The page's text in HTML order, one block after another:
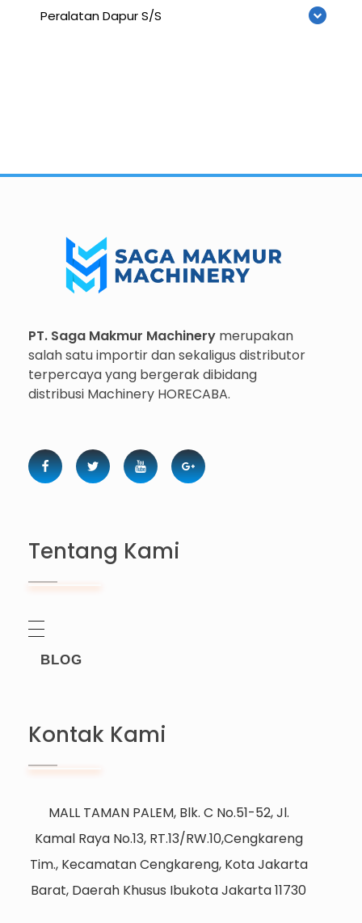
Peralatan Dapur S/S
PT. Saga Makmur Machinery merupakan
salah satu importir dan sekaligus distributor
terpercaya yang bergerak dibidang
distribusi Machinery HORECABA.
Tentang Kami
BLOG
Kontak Kami
MALL TAMAN PALEM, Blk. C No.51-52, Jl.
Kamal Raya No.13, RT.13/RW.10,Cengkareng
Tim., Kecamatan Cengkareng, Kota Jakarta
Barat, Daerah Khusus Ibukota Jakarta 11730